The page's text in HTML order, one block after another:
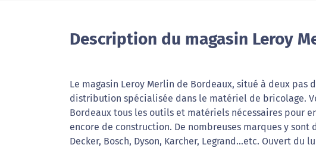
Description du magasin Leroy
Le magasin Leroy Merlin de Bordeaux, situé à deux pas
distribution spécialisée dans le matériel de bricolage.
Bordeaux tous les outils et matériels nécessaires pour
encore de construction. De nombreuses marques y
Decker, Bosch, Dyson, Karcher, Legrand...etc. Ouvert